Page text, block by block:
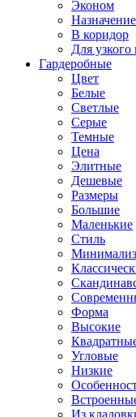
Эконом
Назначение
В коридор
Для узкого
Гардеробные
Цвет
Белые
Светлые
Серые
Темные
Цена
Элитные
Дешевые
Размеры
Большие
Маленькие
Стиль
Форма
Высокие
Угловые
Низкие
Из